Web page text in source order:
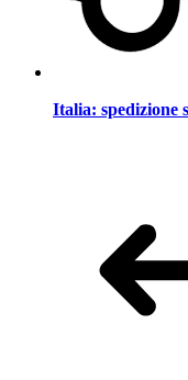
Italia: spedizione